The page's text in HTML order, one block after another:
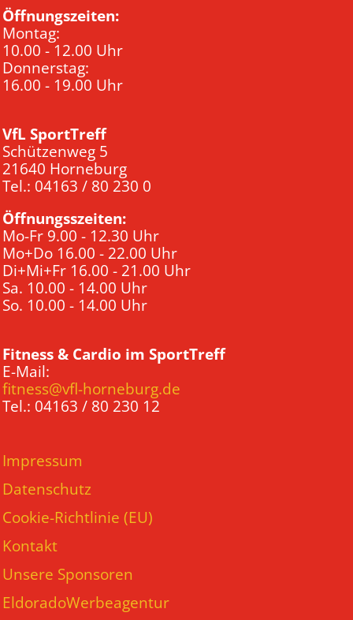
Öffnungszeiten:
Montag:
10.00 - 12.00 Uhr
Donnerstag:
16.00 - 19.00 Uhr
VfL SportTreff
Schützenweg 5
21640 Horneburg
Tel.: 04163 / 80 230 0
Öffnungsszeiten:
Mo-Fr 9.00 - 12.30 Uhr
Mo+Do 16.00 - 22.00 Uhr
Di+Mi+Fr 16.00 - 21.00 Uhr
Sa. 10.00 - 14.00 Uhr
So. 10.00 - 14.00 Uhr
Fitness & Cardio im SportTreff
E-Mail:
fitness@vfl-horneburg.de
Tel.: 04163 / 80 230 12
Impressum
Datenschutz
Cookie-Richtlinie (EU)
Kontakt
Unsere Sponsoren
EldoradoWerbeagentur